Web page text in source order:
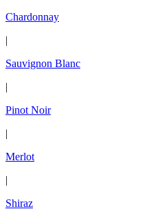
Chardonnay
|
Sauvignon Blanc
|
Pinot Noir
|
Merlot
|
Shiraz